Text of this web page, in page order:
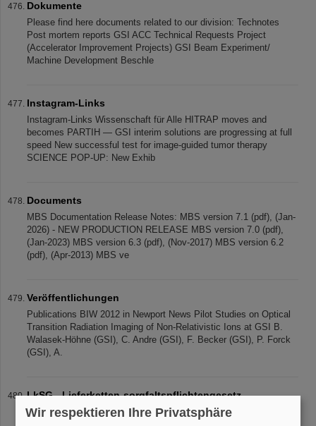
Dokumente
Please find here documents related to our division: Technotes
Post mortem reports GSI ACC Technical Requests Project
(Accelerator Improvement Projects) GSI Beam Experiment/
Machine Development Beschle
Instagram-Links
Instagram-Links Wissenschaft für Alle HITRAP moves and
becomes PARTIH — GSI interim solutions are progressing at full
speed New successful test for image-guided tumor therapy
SCIENCE POP-UP: New Exhib
Documents
MBS Documentation Release Notes: MBS version 7.1 (pdf), (Jan-
2026) - NEW PRODUCTION RELEASE MBS version 7.0 (pdf),
(Jan-2023) MBS version 6.3 (pdf), (Nov-2017) MBS version 6.2
(pdf), (Apr-2013) MBS ve
Veröffentlichungen
Publications BIW 2012 in Newport News Pilot Studies on Optical
Transition Radiation Imaging of Non-Relativistic Ions at GSI B.
Walasek-Höhne (GSI), C. Andre (GSI), F. Becker (GSI), P. Forck
(GSI), A.
LkSG - Lieferketten-sorgfaltspflichtengesetz
Lieferkettensorgfaltspflichtengesetz (LkSG) © Pixabay 12.12.2023
Wir respektieren Ihre Privatsphäre